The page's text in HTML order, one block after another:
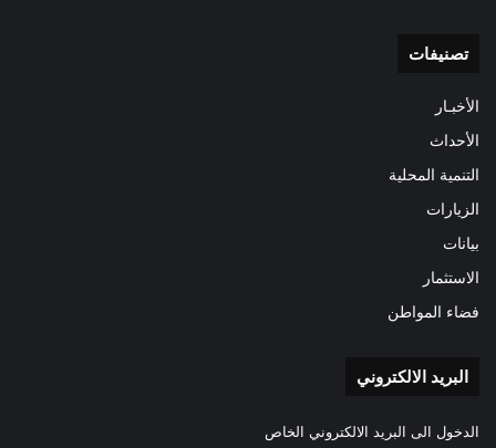
تصنيفات
الأخبـار
الأحداث
التنمية المحلية
الزيارات
بيانات
الاستثمار
فضاء المواطن
البريد الالكتروني
الدخول الى البريد الالكتروني الخاص